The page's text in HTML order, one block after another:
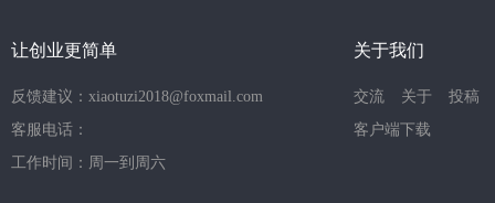
让创业更简单
反馈建议：xiaotuzi2018@foxmail.com
客服电话：
工作时间：周一到周六
关于我们
交流 关于
投稿
客户端下载